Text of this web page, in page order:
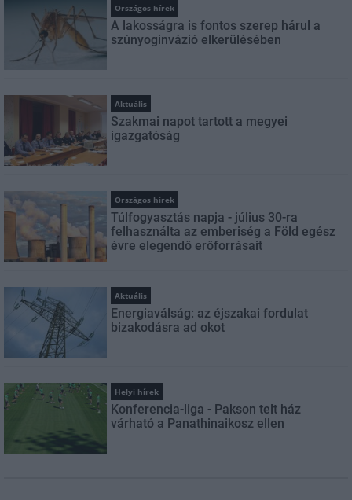
Országos hírek
A lakosságra is fontos szerep hárul a
szúnyoginvázió elkerülésében
Aktuális
Szakmai napot tartott a megyei
igazgatóság
Országos hírek
Túlfogyasztás napja - július 30-ra
felhasználta az emberiség a Föld egész
évre elegendő erőforrásait
Aktuális
Energiaválság: az éjszakai fordulat
bizakodásra ad okot
Helyi hírek
Konferencia-liga - Pakson telt ház
várható a Panathinaikosz ellen